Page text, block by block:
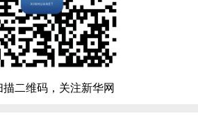
二维码，关注新华网